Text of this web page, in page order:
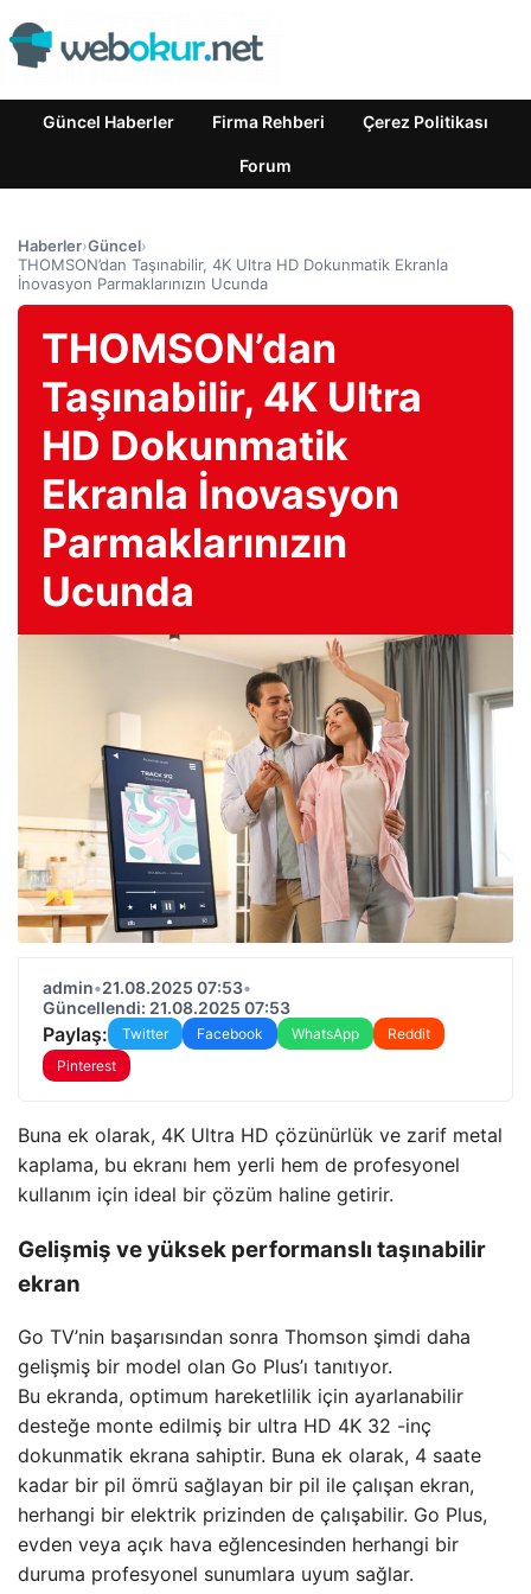
Güncel Haberler Firma Rehberi Çerez Politikası
Forum
Haberler›Güncel›
THOMSON’dan Taşınabilir, 4K Ultra HD Dokunmatik Ekranla
İnovasyon Parmaklarınızın Ucunda
THOMSON’dan
Taşınabilir, 4K Ultra
HD Dokunmatik
Ekranla İnovasyon
Parmaklarınızın
Ucunda
admin•21.08.2025 07:53•
Güncellendi: 21.08.2025 07:53
Paylaş: Twitter Facebook WhatsApp
Reddit
Pinterest
Buna ek olarak, 4K Ultra HD çözünürlük ve zarif metal
kaplama, bu ekranı hem yerli hem de profesyonel
kullanım için ideal bir çözüm haline getirir.
Gelişmiş ve yüksek performanslı taşınabilir
ekran
Go TV’nin başarısından sonra Thomson şimdi daha
gelişmiş bir model olan Go Plus’ı tanıtıyor.
Bu ekranda, optimum hareketlilik için ayarlanabilir
desteğe monte edilmiş bir ultra HD 4K 32 -inç
dokunmatik ekrana sahiptir. Buna ek olarak, 4 saate
kadar bir pil ömrü sağlayan bir pil ile çalışan ekran,
herhangi bir elektrik prizinden de çalışabilir. Go Plus,
evden veya açık hava eğlencesinden herhangi bir
duruma profesyonel sunumlara uyum sağlar.